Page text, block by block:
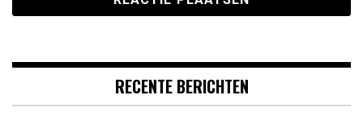
RECENTE BERICHTEN